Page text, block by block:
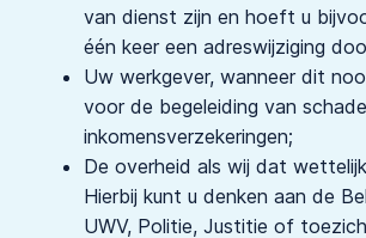
van dienst zijn en hoeft u
één keer een adreswijziging
Uw werkgever, wanneer dit
voor de begeleiding van
inkomensverzekeringen;
De overheid als wij dat
Hierbij kunt u denken aan de
UWV, Politie, Justitie of